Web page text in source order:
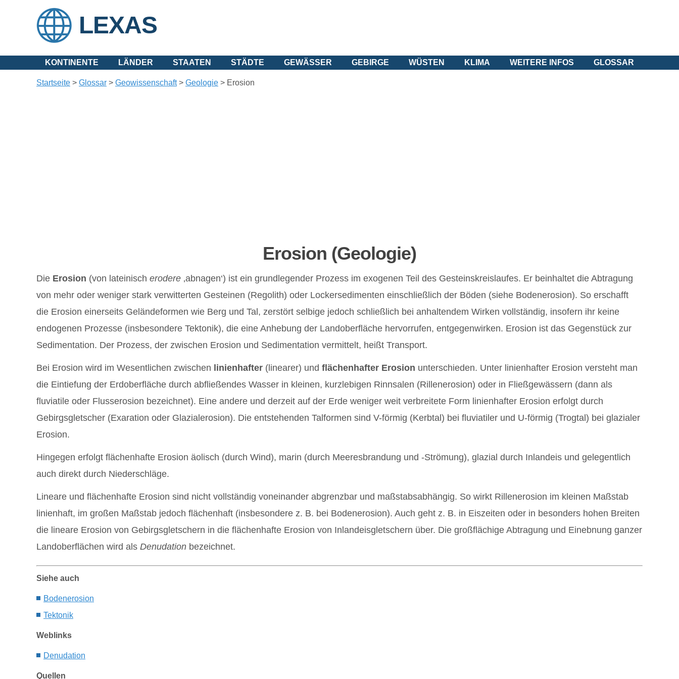
LEXAS
KONTINENTE LÄNDER STAATEN STÄDTE GEWÄSSER GEBIRGE WÜSTEN KLIMA WEITERE INFOS GLOSSAR
Startseite > Glossar > Geowissenschaft> Geologie > Erosion
Erosion (Geologie)
Die Erosion (von lateinisch erodere ‚abnagen‘) ist ein grundlegender Prozess im exogenen Teil des Gesteinskreislaufes. Er beinhaltet die Abtragung
von mehr oder weniger stark verwitterten Gesteinen (Regolith) oder Lockersedimenten einschließlich der Böden (siehe Bodenerosion). So erschafft
die Erosion einerseits Geländeformen wie Berg und Tal, zerstört selbige jedoch schließlich bei anhaltendem Wirken vollständig, insofern ihr keine
endogenen Prozesse (insbesondere Tektonik), die eine Anhebung der Landoberfläche hervorrufen, entgegenwirken. Erosion ist das Gegenstück zur
Sedimentation. Der Prozess, der zwischen Erosion und Sedimentation vermittelt, heißt Transport.
Bei Erosion wird im Wesentlichen zwischen linienhafter (linearer) und flächenhafter Erosion unterschieden. Unter linienhafter Erosion versteht man
die Eintiefung der Erdoberfläche durch abfließendes Wasser in kleinen, kurzlebigen Rinnsalen (Rillenerosion) oder in Fließgewässern (dann als
fluviatile oder Flusserosion bezeichnet). Eine andere und derzeit auf der Erde weniger weit verbreitete Form linienhafter Erosion erfolgt durch
Gebirgsgletscher (Exaration oder Glazialerosion). Die entstehenden Talformen sind V-förmig (Kerbtal) bei fluviatiler und U-förmig (Trogtal) bei glazialer
Erosion.
Hingegen erfolgt flächenhafte Erosion äolisch (durch Wind), marin (durch Meeresbrandung und -Strömung), glazial durch Inlandeis und gelegentlich
auch direkt durch Niederschläge.
Lineare und flächenhafte Erosion sind nicht vollständig voneinander abgrenzbar und maßstabsabhängig. So wirkt Rillenerosion im kleinen Maßstab
linienhaft, im großen Maßstab jedoch flächenhaft (insbesondere z. B. bei Bodenerosion). Auch geht z. B. in Eiszeiten oder in besonders hohen Breiten
die lineare Erosion von Gebirgsgletschern in die flächenhafte Erosion von Inlandeisgletschern über. Die großflächige Abtragung und Einebnung ganzer
Landoberflächen wird als Denudation bezeichnet.
Siehe auch
Bodenerosion
Tektonik
Weblinks
Denudation
Quellen